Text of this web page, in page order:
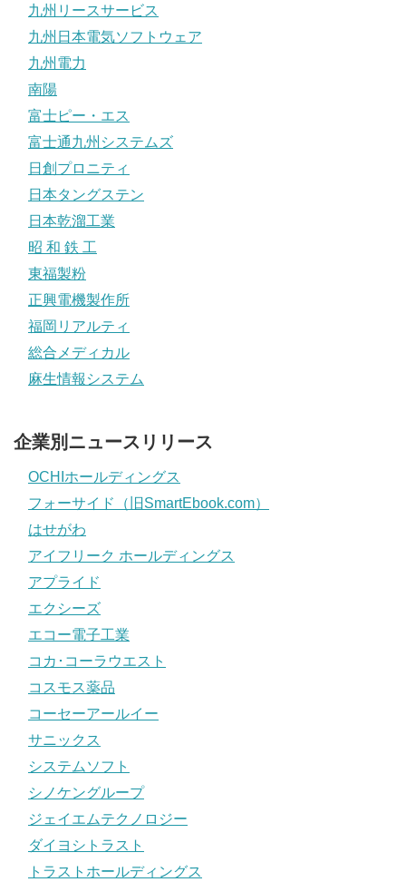
九州リースサービス
九州日本電気ソフトウェア
九州電力
南陽
富士ピー・エス
富士通九州システムズ
日創プロニティ
日本タングステン
日本乾溜工業
昭 和 鉄 工
東福製粉
正興電機製作所
福岡リアルティ
総合メディカル
麻生情報システム
企業別ニュースリリース
OCHIホールディングス
フォーサイド（旧SmartEbook.com）
はせがわ
アイフリーク ホールディングス
アプライド
エクシーズ
エコー電子工業
コカ･コーラウエスト
コスモス薬品
コーセーアールイー
サニックス
システムソフト
シノケングループ
ジェイエムテクノロジー
ダイヨシトラスト
トラストホールディングス